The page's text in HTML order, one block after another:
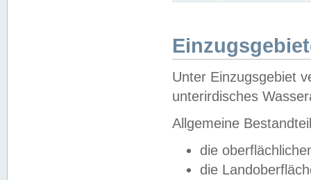
Unter Einzugsgebiet
unterirdisches
Allgemeine
die
die